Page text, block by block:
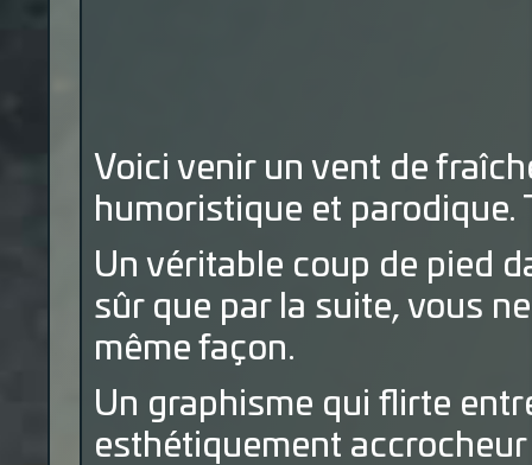
Voici venir un vent de
humoristique et parodique.
Un véritable coup de pied
sûr que par la suite, vous
même façon.
Un graphisme qui flirte
esthétiquement